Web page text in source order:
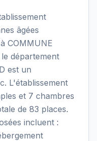
âgées
COMMUNE
le département
est un
L'établissement
et 7 chambres
de 83 places.
incluent :